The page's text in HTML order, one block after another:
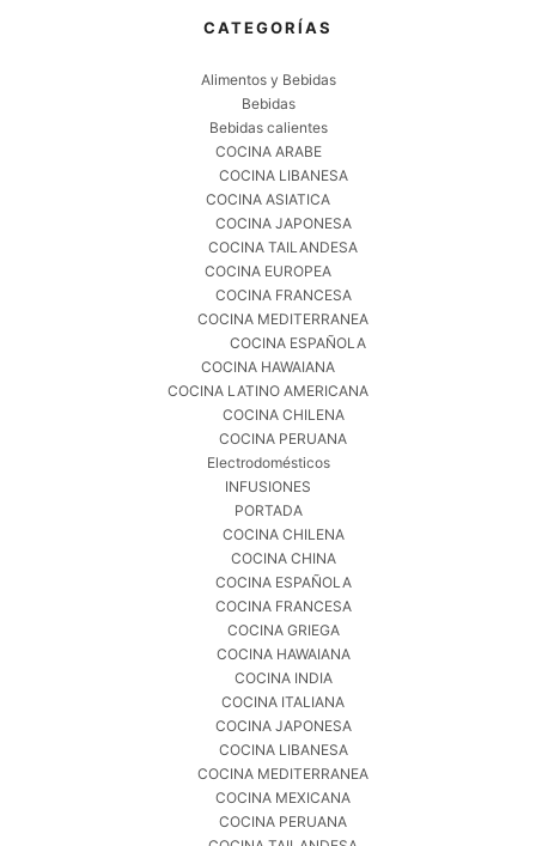
MONIX PRESTO | OLLA A PRESIÓN 7 LITROS, ACERO
INCLUIDA INDUCCIÓN
(a partir de agosto 6, 2026 14:52 GMT +02:00 -
información )
WECOOK CAZO ACERO INOX 18/10, Ø 16 CM, 1,5 L,
INDUCCIÓN, BASE TRICAPA | FONDO TERMODIFUSOR DE
4,3 MM, PICO VERTEDOR Y ESCALA MEDIDORA, APTO
HORNO HASTA 200 °C, LAVAVAJILLAS, LIBRE DE
PTFE/PFOA/PFAS
CATEGORÍAS
Alimentos y Bebidas
Bebidas
Bebidas calientes
COCINA ARABE
COCINA LIBANESA
COCINA ASIATICA
COCINA JAPONESA
COCINA TAILANDESA
COCINA EUROPEA
COCINA FRANCESA
COCINA MEDITERRANEA
COCINA ESPAÑOLA
COCINA HAWAIANA
COCINA LATINO AMERICANA
COCINA CHILENA
COCINA PERUANA
Electrodomésticos
INFUSIONES
PORTADA
COCINA CHILENA
COCINA CHINA
COCINA ESPAÑOLA
COCINA FRANCESA
COCINA GRIEGA
COCINA HAWAIANA
COCINA INDIA
COCINA ITALIANA
COCINA JAPONESA
COCINA LIBANESA
COCINA MEDITERRANEA
COCINA MEXICANA
COCINA PERUANA